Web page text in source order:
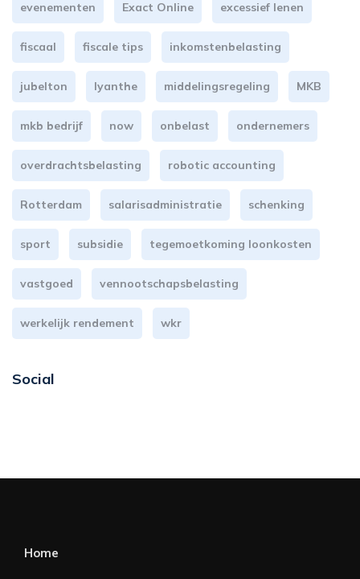
evenementen Exact Online excessief lenen
fiscaal fiscale tips inkomstenbelasting
jubelton lyanthe middelingsregeling MKB
mkb bedrijf now onbelast ondernemers
overdrachtsbelasting robotic accounting
Rotterdam salarisadministratie schenking
sport subsidie tegemoetkoming loonkosten
vastgoed vennootschapsbelasting
werkelijk rendement wkr
Social
Home